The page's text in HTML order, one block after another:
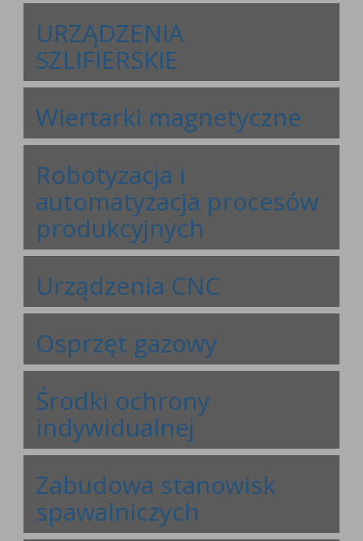
URZĄDZENIA
SZLIFIERSKIE
Wiertarki magnetyczne
Robotyzacja i
automatyzacja procesów
produkcyjnych
Urządzenia CNC
Osprzęt gazowy
Środki ochrony
indywidualnej
Zabudowa stanowisk
spawalniczych